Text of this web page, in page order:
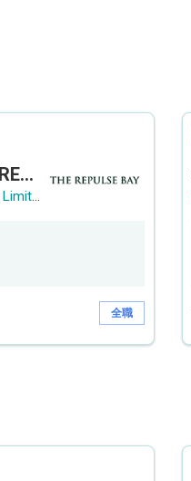
THE REPULSE BAY RECRUITMENT DAY 淺水灣影灣園人才招聘會
The Repulse Bay Company, Limited
全職